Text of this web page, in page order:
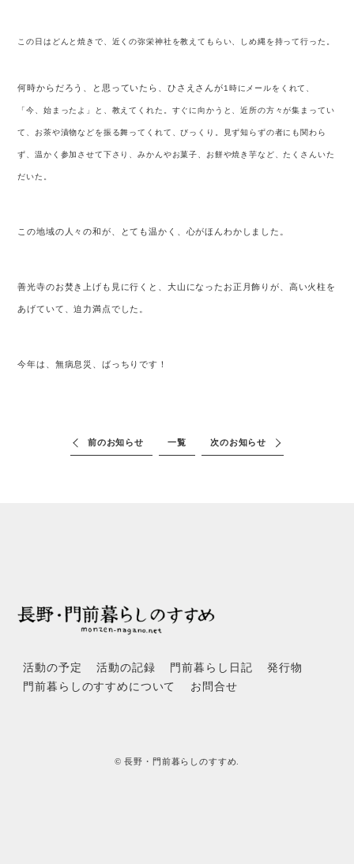
この日はどんと焼きで、近くの弥栄神社を教えてもらい、しめ縄を持って行った。
何時からだろう、と思っていたら、ひさえさんが1 時にメールをくれて、
「今、始まったよ」と、教えてくれた。すぐに向かうと、近所の方々が集まってい
て、お茶や漬物などを振る舞ってくれて、びっくり。見ず知らずの者にも関わら
ず、温かく参加させて下さり、みかんやお菓子、お餅や焼き芋など、たくさんいた
だいた。
この地域の人々の和が、とても温かく、心がほんわかしました。
善光寺のお焚き上げも見に行くと、大山になったお正月飾りが、高い火柱を
あげていて、迫力満点でした。
今年は、無病息災、ばっちりです！
前のお知らせ 一覧 次のお知らせ
活動の予定 活動の記録 門前暮らし日記
発行物
門前暮らしのすすめについて
お問合せ
© 長野・門前暮らしのすすめ.